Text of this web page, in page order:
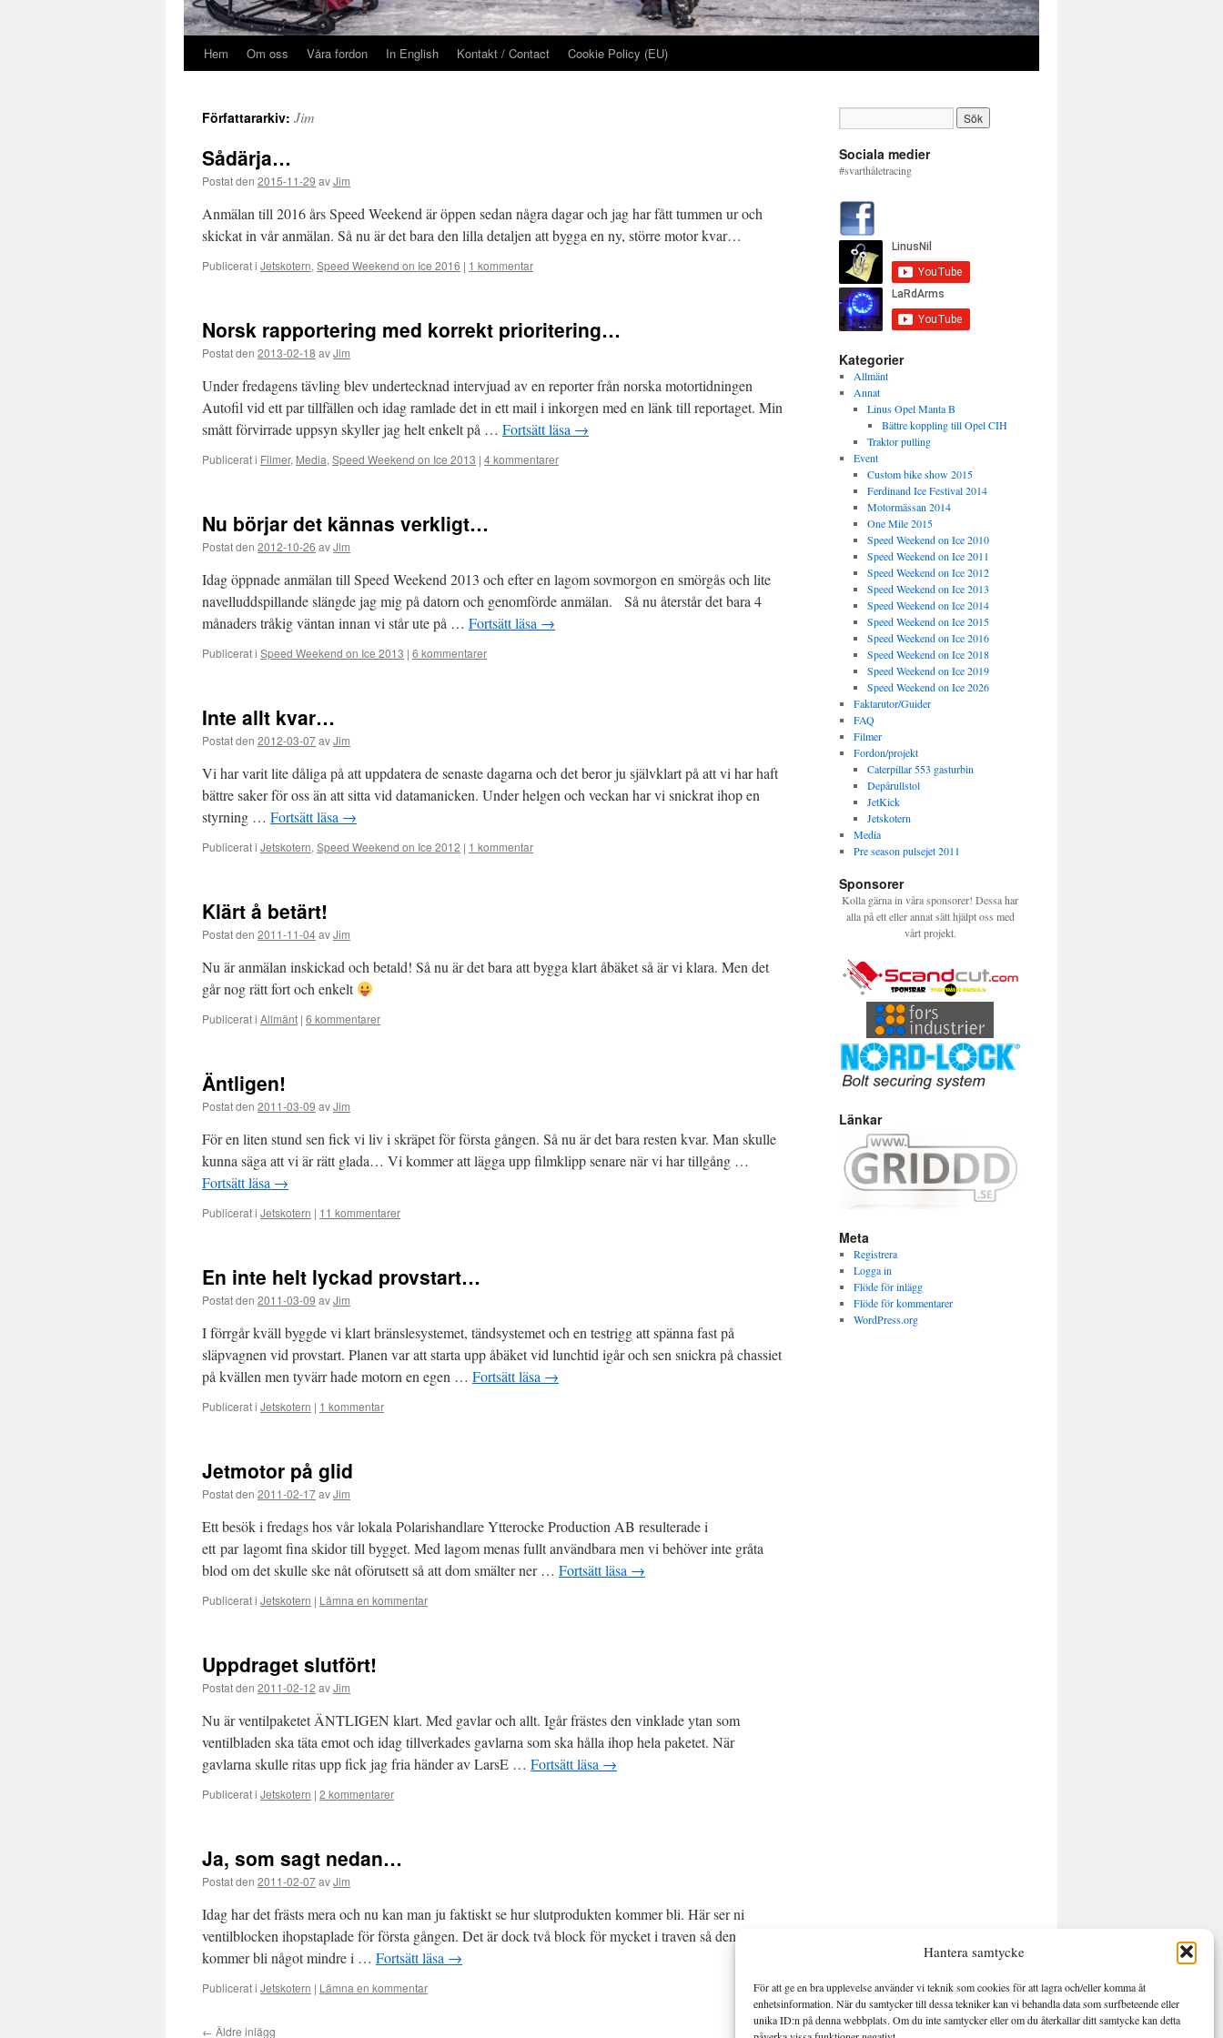
Hantera samtycke
För att ge en bra upplevelse använder vi teknik som cookies för att lagra och/eller komma åt
enhetsinformation. När du samtycker till dessa tekniker kan vi behandla data som surfbeteende eller
unika ID:n på denna webbplats. Om du inte samtycker eller om du återkallar ditt samtycke kan detta
Hem Om oss Våra fordon In English Kontakt / Contact Cookie Policy (EU)
Författararkiv: Jim
Sådärja…
Postat den 2015-11-29 avJim
Anmälan till 2016 års Speed Weekend är öppen sedan några dagar och jag har fått tummen ur och
skickat in vår anmälan. Så nu är det bara den lilla detaljen att bygga en ny, större motor kvar…
Publicerat i Jetskotern, Speed Weekend on Ice 2016 | 1 kommentar
Norsk rapportering med korrekt prioritering…
Postat den 2013-02-18 avJim
Under fredagens tävling blev undertecknad intervjuad av en reporter från norska motortidningen
Autofil vid ett par tillfällen och idag ramlade det in ett mail i inkorgen med en länk till reportaget. Min
smått förvirrade uppsyn skyller jag helt enkelt på … Fortsätt läsa →
Publicerat i Filmer, Media, Speed Weekend on Ice 2013 | 4 kommentarer
Nu börjar det kännas verkligt…
Postat den 2012-10-26 avJim
Idag öppnade anmälan till Speed Weekend 2013 och efter en lagom sovmorgon en smörgås och lite
navelluddspillande slängde jag mig på datorn och genomförde anmälan. Så nu återstår det bara 4
månaders tråkig väntan innan vi står ute på … Fortsätt läsa →
Publicerat i Speed Weekend on Ice 2013 | 6 kommentarer
Inte allt kvar…
Postat den 2012-03-07avJim
Vi har varit lite dåliga på att uppdatera de senaste dagarna och det beror ju självklart på att vi har haft
bättre saker för oss än att sitta vid datamanicken. Under helgen och veckan har vi snickrat ihop en
styrning … Fortsätt läsa →
Publicerat i Jetskotern, Speed Weekend on Ice 2012 | 1 kommentar
Klärt å betärt!
Postat den 2011-11-04avJim
Nu är anmälan inskickad och betald! Så nu är det bara att bygga klart åbäket så är vi klara. Men det
går nog rätt fort och enkelt
Publicerat i Allmänt | 6 kommentarer
Äntligen!
Postat den 2011-03-09 avJim
För en liten stund sen fick vi liv i skräpet för första gången. Så nu är det bara resten kvar. Man skulle
kunna säga att vi är rätt glada… Vi kommer att lägga upp filmklipp senare när vi har tillgång …
Fortsätt läsa →
Publicerat i Jetskotern | 11 kommentarer
En inte helt lyckad provstart…
Postat den 2011-03-09 avJim
I förrgår kväll byggde vi klart bränslesystemet, tändsystemet och en testrigg att spänna fast på
släpvagnen vid provstart. Planen var att starta upp åbäket vid lunchtid igår och sen snickra på chassiet
på kvällen men tyvärr hade motorn en egen … Fortsätt läsa →
Publicerat i Jetskotern | 1 kommentar
Jetmotor på glid
Postat den 2011-02-17avJim
Ett besök i fredags hos vår lokala Polarishandlare Ytterocke Production AB resulterade i
ett par lagomt fina skidor till bygget. Med lagom menas fullt användbara men vi behöver inte gråta
blod om det skulle ske nåt oförutsett så att dom smälter ner … Fortsätt läsa →
Publicerat i Jetskotern | Lämna en kommentar
Uppdraget slutfört!
Postat den 2011-02-12 avJim
Nu är ventilpaketet ÄNTLIGEN klart. Med gavlar och allt. Igår frästes den vinklade ytan som
ventilbladen ska täta emot och idag tillverkades gavlarna som ska hålla ihop hela paketet. När
gavlarna skulle ritas upp fick jag fria händer av LarsE … Fortsätt läsa →
Publicerat i Jetskotern | 2 kommentarer
Ja, som sagt nedan…
Postat den 2011-02-07avJim
Idag har det frästs mera och nu kan man ju faktiskt se hur slutprodukten kommer bli. Här ser ni
ventilblocken ihopstaplade för första gången. Det är dock två block för mycket i traven så den
kommer bli något mindre i … Fortsätt läsa →
Publicerat i Jetskotern | Lämna en kommentar
← Äldre inlägg
Sociala medier
#svarthåletracing
Kategorier
Allmänt
Annat
Linus Opel Manta B
Bättre koppling till Opel CIH
Traktor pulling
Event
Custom bike show 2015
Ferdinand Ice Festival 2014
Motormässan 2014
One Mile 2015
Speed Weekend on Ice 2010
Speed Weekend on Ice 2011
Speed Weekend on Ice 2012
Speed Weekend on Ice 2013
Speed Weekend on Ice 2014
Speed Weekend on Ice 2015
Speed Weekend on Ice 2016
Speed Weekend on Ice 2018
Speed Weekend on Ice 2019
Speed Weekend on Ice 2026
Faktarutor/Guider
FAQ
Filmer
Fordon/projekt
Caterpillar 553 gasturbin
Depårullstol
JetKick
Jetskotern
Media
Pre season pulsejet 2011
Sponsorer
Kolla gärna in våra sponsorer! Dessa har
alla på ett eller annat sätt hjälpt oss med
vårt projekt.
Länkar
Meta
Registrera
Logga in
Flöde för inlägg
Flöde för kommentarer
WordPress.org